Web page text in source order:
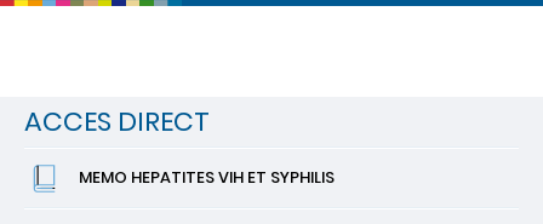
ACCES DIRECT
MEMO HEPATITES VIH ET SYPHILIS